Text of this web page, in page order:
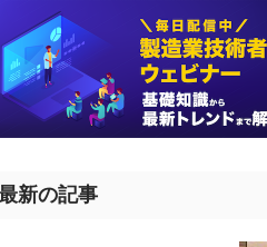
新の記事